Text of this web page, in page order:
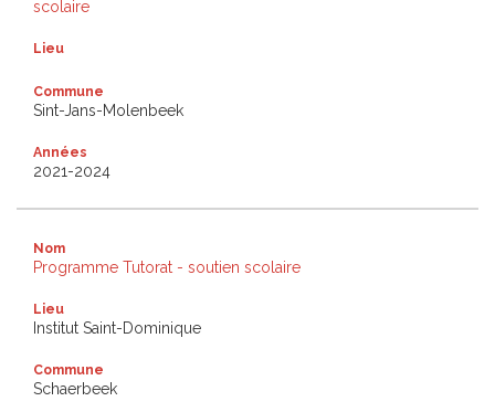
scolaire
Lieu
Commune
Sint-Jans-Molenbeek
Années
2021-2024
Nom
Programme Tutorat - soutien scolaire
Lieu
Institut Saint-Dominique
Commune
Schaerbeek